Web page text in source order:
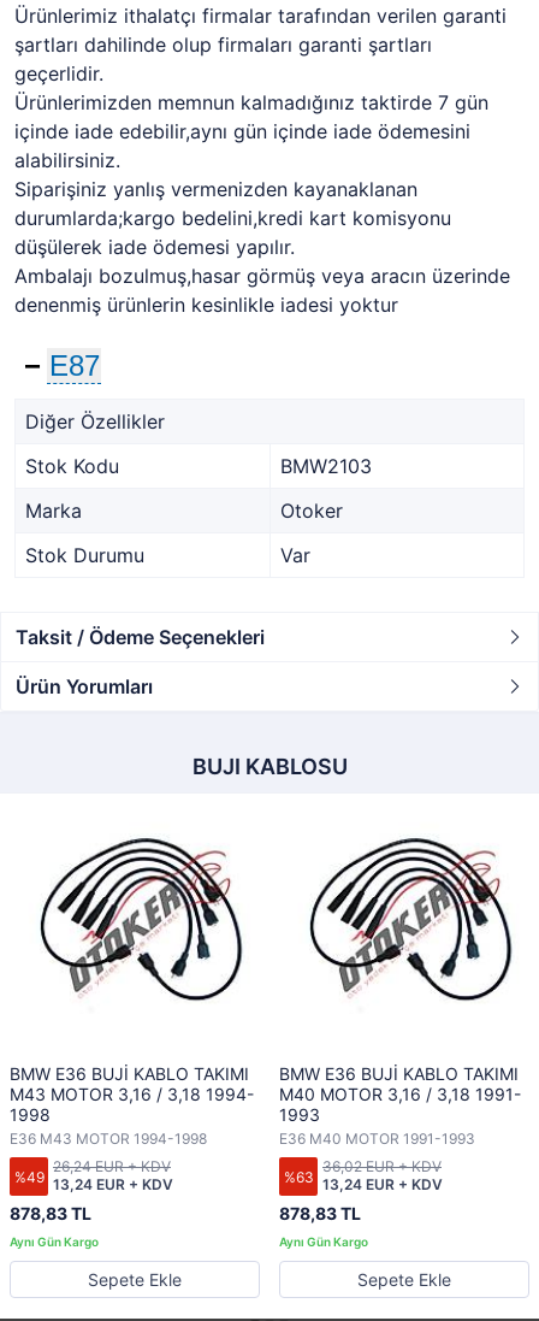
Ürünlerimiz ithalatçı firmalar tarafından verilen garanti
şartları dahilinde olup firmaları garanti şartları
geçerlidir.
Ürünlerimizden memnun kalmadığınız taktirde 7 gün
içinde iade edebilir,aynı gün içinde iade ödemesini
alabilirsiniz.
Siparişiniz yanlış vermenizden kayanaklanan
durumlarda;kargo bedelini,kredi kart komisyonu
düşülerek iade ödemesi yapılır.
Ambalajı bozulmuş,hasar görmüş veya aracın üzerinde
denenmiş ürünlerin kesinlikle iadesi yoktur
− E87
Diğer Özellikler
Stok Kodu
BMW2103
Marka
Otoker
Stok Durumu
Var
Taksit / Ödeme Seçenekleri
Ürün Yorumları
BUJI KABLOSU
BMW E36 BUJİ KABLO TAKIMI
M43 MOTOR 3,16 / 3,18 1994-
1998
E36 M43 MOTOR 1994-1998
%49
878,83 TL
13,24 EUR + KDV
26,24 EUR + KDV
Sepete Ekle
BMW E36 BUJİ KABLO TAKIMI
M40 MOTOR 3,16 / 3,18 1991-
1993
E36 M40 MOTOR 1991-1993
%63
878,83 TL
13,24 EUR + KDV
36,02 EUR + KDV
Sepete Ekle